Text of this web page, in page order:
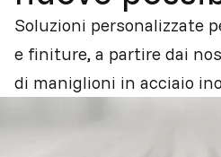
Soluzioni personalizzate
e finiture, a partire dai
di maniglioni in acciaio